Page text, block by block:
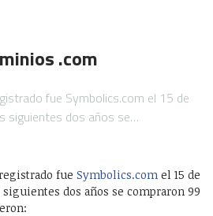
.com
fue Symbolics.com el 15 de
siguientes dos años se…
fue Symbolics.com el 15 de
dos años se compraron 99